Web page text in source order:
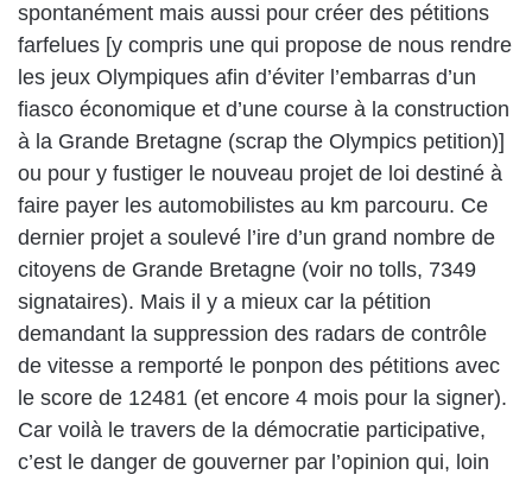
spontanément mais aussi pour créer des pétitions
farfelues [y compris une qui propose de nous rendre
les jeux Olympiques afin d’éviter l’embarras d’un
fiasco économique et d’une course à la construction
à la Grande Bretagne (scrap the Olympics petition)]
ou pour y fustiger le nouveau projet de loi destiné à
faire payer les automobilistes au km parcouru. Ce
dernier projet a soulevé l’ire d’un grand nombre de
citoyens de Grande Bretagne (voir no tolls, 7349
signataires). Mais il y a mieux car la pétition
demandant la suppression des radars de contrôle
de vitesse a remporté le ponpon des pétitions avec
le score de 12481 (et encore 4 mois pour la signer).
Car voilà le travers de la démocratie participative,
c’est le danger de gouverner par l’opinion qui, loin